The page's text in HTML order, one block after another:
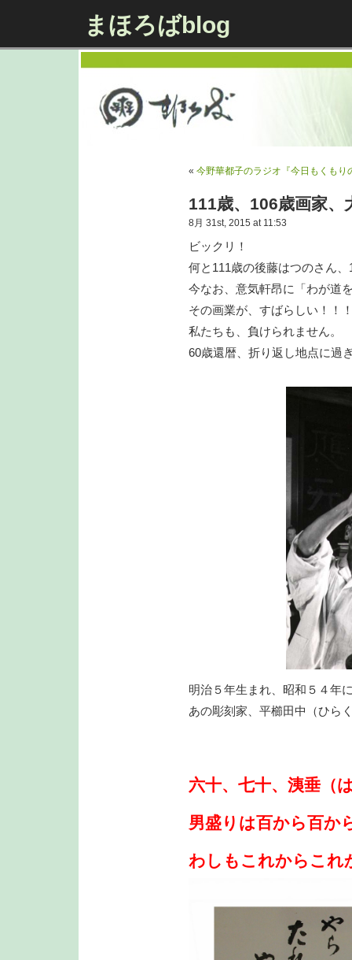
まほろばblog
« 今野華都子のラジオ『今日もくもり
111歳、106歳画家、
8月 31st, 2015 at 11:53
ビックリ！
何と111歳の後藤はつのさん
今なお、意気軒昂に「わが道
その画業が、すばらしい！！
私たちも、負けられません。
60歳還暦、折り返し地点に過
明治５年生まれ、昭和５４年
あの彫刻家、平櫛田中（ひら
六十、七十、洟垂（
男盛りは百から百か
わしもこれからこれ